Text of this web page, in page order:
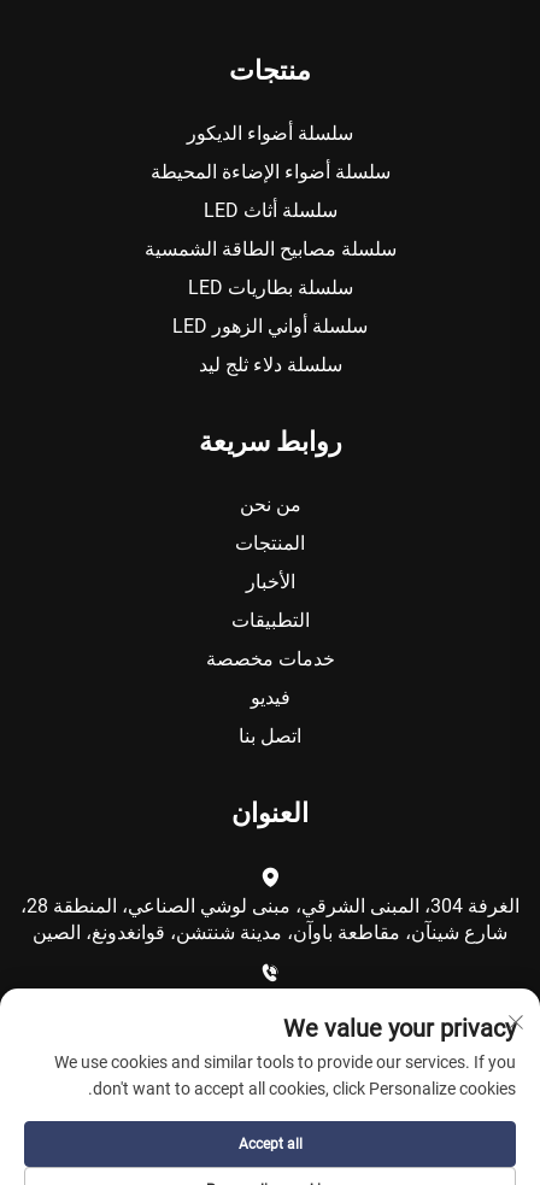
منتجات
سلسلة أضواء الديكور
سلسلة أضواء الإضاءة المحيطة
سلسلة أثاث LED
سلسلة مصابيح الطاقة الشمسية
سلسلة بطاريات LED
سلسلة أواني الزهور LED
سلسلة دلاء ثلج ليد
روابط سريعة
من نحن
المنتجات
الأخبار
التطبيقات
خدمات مخصصة
فيديو
اتصل بنا
العنوان
الغرفة 304، المبنى الشرقي، مبنى لوشي الصناعي، المنطقة 28،
شارع شينآن، مقاطعة باوآن، مدينة شنتشن، قوانغدونغ، الصين
[email protected]
حقوق النشر © شركة شنتشن كولكينغ للتكنولوجيا المحدودة. جميع
We value your privacy
We use cookies and similar tools to provide our services. If you
don't want to accept all cookies, click Personalize cookies.
Accept all